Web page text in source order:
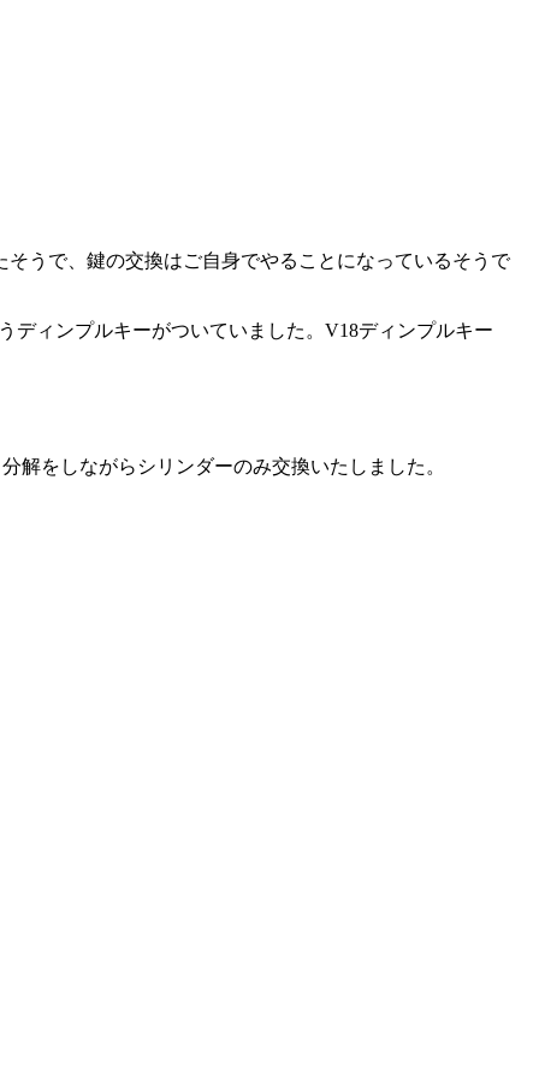
うで、鍵の交換はご自身でやることになっているそうで
ディンプルキーがついていました。V18ディンプルキー
解をしながらシリンダーのみ交換いたしました。